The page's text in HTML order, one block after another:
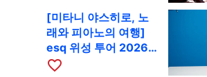
서 공동 출연
[미타니 야스히로, 노
래와 피아노의 여행]
esq 위성 투어 2026
교토 공연을 10월에 개
favorite_border